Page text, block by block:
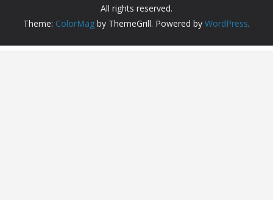
All rights reserved.
Theme: ColorMag by ThemeGrill. Powered by WordPress.